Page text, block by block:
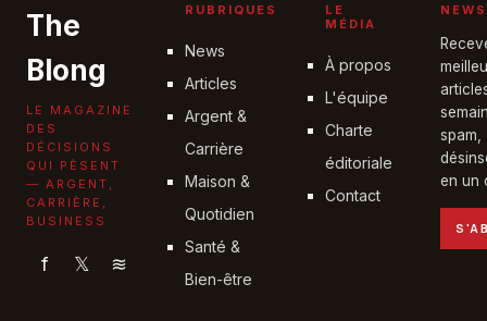
The
Blong
LE MAGAZINE
DES
DÉCISIONS
QUI PÈSENT
— ARGENT,
CARRIÈRE,
BUSINESS
f 𝕏 ≋
RUBRIQUES
News
Articles
Argent &
Carrière
Maison &
Quotidien
Santé &
Bien-être
LE
MÉDIA
À propos
L'équipe
Charte
éditoriale
Contact
spam,
en un